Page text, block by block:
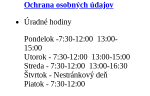
Ochrana osobných údajov
Úradné hodiny
Pondelok -7:30-12:00 13:00-
15:00
Utorok - 7:30-12:00 13:00-15:00
Streda - 7:30-12:00 13:00-16:30
Štvrtok - Nestránkový deň
Piatok - 7:30-12:00